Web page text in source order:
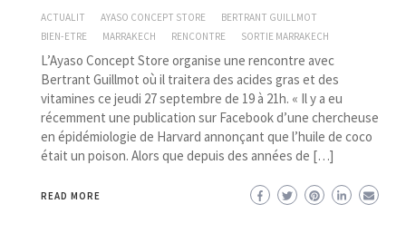
ACTUALIT AYASO CONCEPT STORE
BERTRANT GUILLMOT
BIEN-ETRE
MARRAKECH RENCONTRE SORTIE MARRAKECH
L’Ayaso Concept Store organise une rencontre avec
Bertrant Guillmot où il traitera des acides gras et des
vitamines ce jeudi 27 septembre de 19 à 21h. « Il y a eu
récemment une publication sur Facebook d’une chercheuse
en épidémiologie de Harvard annonçant que l’huile de coco
était un poison. Alors que depuis des années de […]
READ MORE